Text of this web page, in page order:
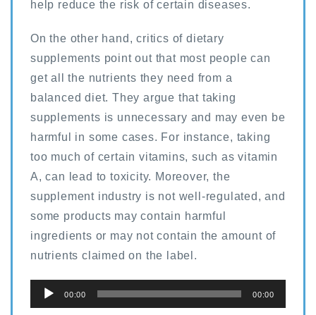
help reduce the risk of certain diseases.
On the other hand, critics of dietary
supplements point out that most people can
get all the nutrients they need from a
balanced diet. They argue that taking
supplements is unnecessary and may even be
harmful in some cases. For instance, taking
too much of certain vitamins, such as vitamin
A, can lead to toxicity. Moreover, the
supplement industry is not well-regulated, and
some products may contain harmful
ingredients or may not contain the amount of
nutrients claimed on the label.
声
00:00 00:00